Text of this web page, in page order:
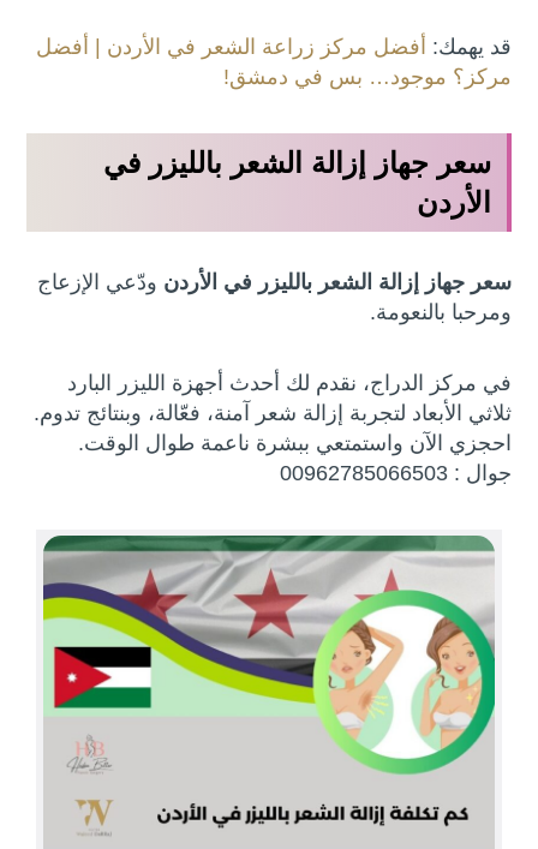
قد يهمك: أفضل مركز زراعة الشعر في الأردن | أفضل
مركز؟ موجود… بس في دمشق!
سعر جهاز إزالة الشعر بالليزر في
الأردن
سعر جهاز إزالة الشعر بالليزر في الأردن ودّعي الإزعاج
ومرحبا بالنعومة.
في مركز الدراج، نقدم لك أحدث أجهزة الليزر البارد
ثلاثي الأبعاد لتجربة إزالة شعر آمنة، فعّالة، وبنتائج تدوم.
احجزي الآن واستمتعي ببشرة ناعمة طوال الوقت.
جوال : 00962785066503